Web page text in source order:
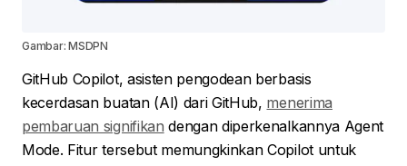
Gambar: MSDPN
GitHub Copilot, asisten pengodean berbasis
kecerdasan buatan (AI) dari GitHub, menerima
pembaruan signifikan dengan diperkenalkannya Agent
Mode. Fitur tersebut memungkinkan Copilot untuk